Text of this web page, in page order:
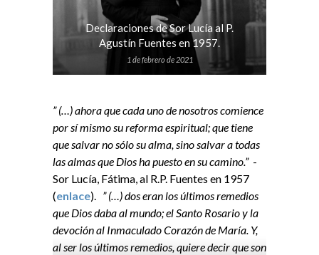
Declaraciones de Sor Lucía al P.
Agustín Fuentes en 1957.
1 de febrero de 2021
” (…) ahora que cada uno de nosotros comience
por sí mismo su reforma espiritual; que tiene
que salvar no sólo su alma, sino salvar a todas
las almas que Dios ha puesto en su camino.” -
Sor Lucía, Fátima, al R.P. Fuentes en 1957
(enlace). ” (…) dos eran los últimos remedios
que Dios daba al mundo; el Santo Rosario y la
devoción al Inmaculado Corazón de María. Y,
al ser los últimos remedios, quiere decir que son